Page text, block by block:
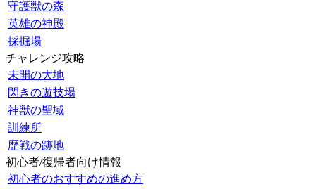
守護獣の森
英雄の神殿
採掘場
チャレンジ攻略
未開の大地
閃きの遊技場
神獣の聖域
訓練所
歴戦の跡地
初心者/復帰者向け情報
初心者のおすすめの進め方